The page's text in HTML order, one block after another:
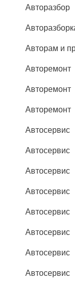
Авторазбор
Авторам и
Авторемонт
Авторемонт
Авторемонт
Автосервис
Автосервис
Автосервис
Автосервис
Автосервис
Автосервис
Автосервис
Автосервис